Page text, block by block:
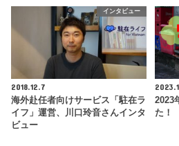
インタビュー
2018.12.7
海外赴任者向けサービス「駐在ラ
イフ」運営、川口玲音さんインタ
ビュー
2023
た！